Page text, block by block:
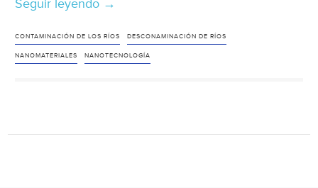
Seguir leyendo Desarrollan
para
eliminar
→
CONTAMINACIÓN DE LOS RÍOS DESCONAMINACIÓN DE RÍOS
NANOMATERIALES NANOTECNOLOGÍA